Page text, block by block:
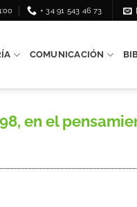
+ 34 91 543 46 73
COMUNICACIÓN
en el